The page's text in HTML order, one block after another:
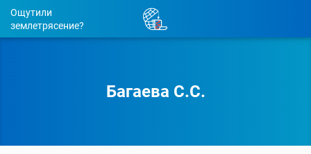
Ощутили
землетрясение?
Багаева С.С.